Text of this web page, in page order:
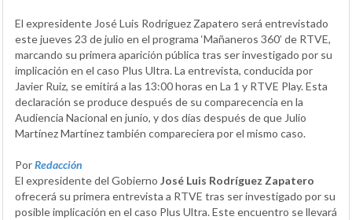
El expresidente José Luis Rodríguez Zapatero será entrevistado
este jueves 23 de julio en el programa ‘Mañaneros 360’ de RTVE,
marcando su primera aparición pública tras ser investigado por su
implicación en el caso Plus Ultra. La entrevista, conducida por
Javier Ruiz, se emitirá a las 13:00 horas en La 1 y RTVE Play. Esta
declaración se produce después de su comparecencia en la
Audiencia Nacional en junio, y dos días después de que Julio
Martínez Martínez también compareciera por el mismo caso.
PorRedacción
El expresidente del Gobierno José Luis Rodríguez Zapatero
ofrecerá su primera entrevista a RTVE tras ser investigado por su
posible implicación en el caso Plus Ultra. Este encuentro se llevará